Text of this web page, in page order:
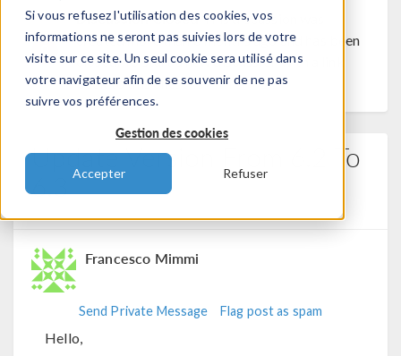
Si vous refusez l'utilisation des cookies, vos
informations ne seront pas suivies lors de votre
visite sur ce site. Un seul cookie sera utilisé dans
votre navigateur afin de se souvenir de ne pas
suivre vos préférences.
Gestion des cookies
Accepter Refuser
Discussion ClosedThis discussion was
created more than 6 months ago and has been
closed. To start a new discussion with a link
back to this one, click here.
Update Version From 6.2 To
6.3
Francesco Mimmi
Send Private Message Flag post as spam
Hello,